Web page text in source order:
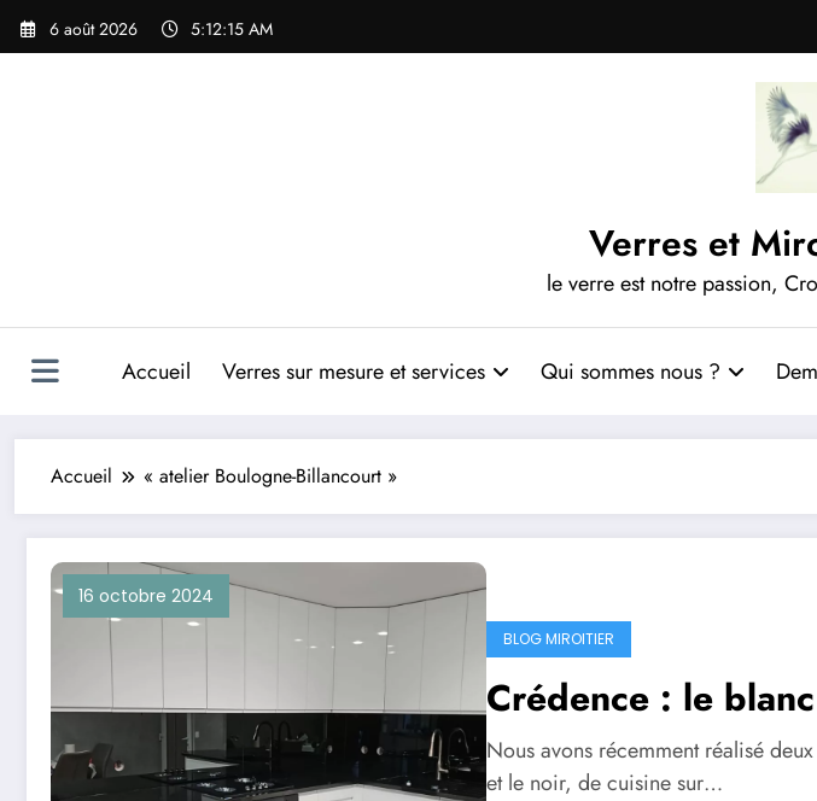
Aller
6 août 2026 5:12:15 AM
Verres et
le verre est notre passion,
Accueil Verres sur mesure et services Qui sommes nous ?
Accueil « atelier Boulogne-Billancourt »
16 octobre 2024
BLOG MIROITIER
Crédence : le
Nous avons récemment réalisé
et le noir, de cuisine sur…